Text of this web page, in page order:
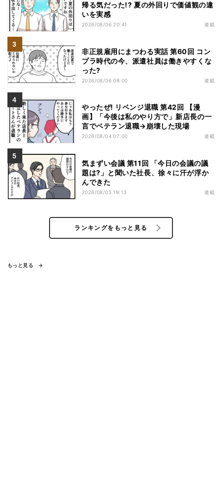
帰る気だった!? 夏の外回りで価値観の違
いを実感
2026/08/06 20:41 連載
非正規雇用にまつわる実話 第60回 コン
プラ時代の今、派遣社員は働きやすくな
った?
2026/08/06 08:00 連載
やったぜ! リベンジ退職 第42回 【漫
画】「今後は私のやり方で」新店長の一
言でベテラン退職→崩壊した現場
2026/08/04 07:00 連載
気まずい会議 第11回 「今日の会議の議
題は?」と聞いた社長、徐々に汗が浮か
んできた
2026/08/05 19:13 連載
ランキングをもっと見る
もっと見る